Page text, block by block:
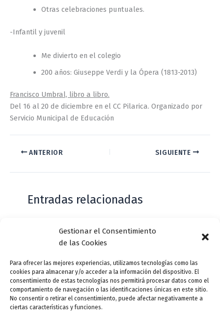
Gestionar el Consentimiento
de las Cookies
Para ofrecer las mejores experiencias, utilizamos tecnologías como las
cookies para almacenar y/o acceder a la información del dispositivo. El
consentimiento de estas tecnologías nos permitirá procesar datos como el
comportamiento de navegación o las identificaciones únicas en este sitio.
No consentir o retirar el consentimiento, puede afectar negativamente a
ciertas características y funciones.
Otras celebraciones puntuales.
-Infantil y juvenil
Me divierto en el colegio
200 años: Giuseppe Verdi y la Ópera (1813-2013)
Francisco Umbral, libro a libro.
Del 16 al 20 de diciembre en el CC Pilarica. Organizado por
Servicio Municipal de Educación
ANTERIOR SIGUIENTE
Entradas relacionadas
Casa de Zorrilla conmemorarán el 168
aniversario del estreno de Don Juan
Tenorio
Deja un comentario / Actualidad / Por VLLensutinta